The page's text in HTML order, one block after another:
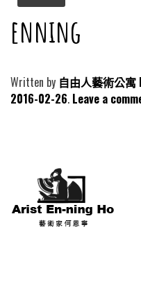
enning
Written by 自由人藝術公寓
2016-02-26 Leave a